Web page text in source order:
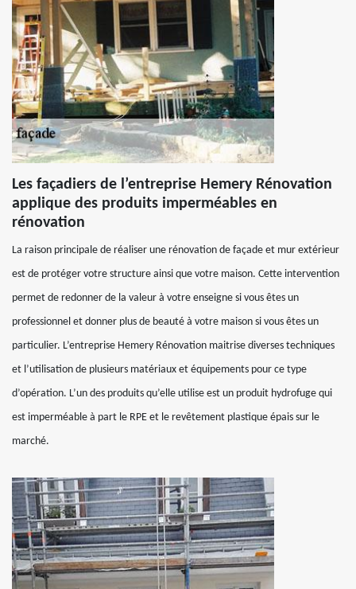
Les façadiers de l’entreprise Hemery Rénovation
applique des produits imperméables en
rénovation
La raison principale de réaliser une rénovation de façade et mur extérieur
est de protéger votre structure ainsi que votre maison. Cette intervention
permet de redonner de la valeur à votre enseigne si vous êtes un
professionnel et donner plus de beauté à votre maison si vous êtes un
particulier. L’entreprise Hemery Rénovation maitrise diverses techniques
et l’utilisation de plusieurs matériaux et équipements pour ce type
d’opération. L’un des produits qu’elle utilise est un produit hydrofuge qui
est imperméable à part le RPE et le revêtement plastique épais sur le
marché.